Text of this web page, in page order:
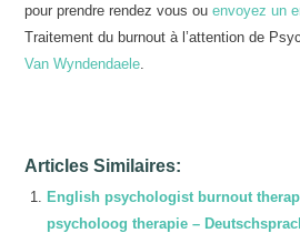
pour prendre rendez vous ou envoyez un
Traitement du burnout à l’attention de
Van Wyndendaele
Articles Similaires:
English psychologist burnout
psycholoog therapie –